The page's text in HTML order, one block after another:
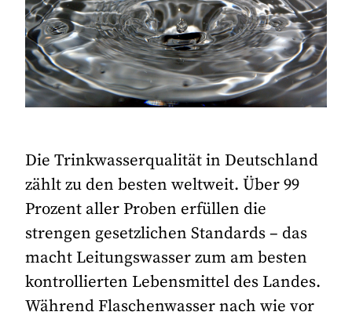
Die Trinkwasserqualität in Deutschland
zählt zu den besten weltweit. Über 99
Prozent aller Proben erfüllen die
strengen gesetzlichen Standards – das
macht Leitungswasser zum am besten
kontrollierten Lebensmittel des Landes.
Während Flaschenwasser nach wie vor